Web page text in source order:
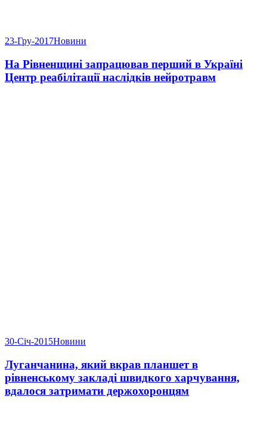
23-Гру-2017Новини
На Рівненщині запрацював перший в Україні
Центр реабілітації наслідків нейротравм
30-Січ-2015Новини
Луганчанина, який вкрав планшет в
рівненському закладі швидкого харчування,
вдалося затримати держохоронцям